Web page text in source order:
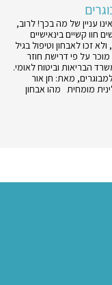
עניין של מה בכך! לרוב,
חוו קשיים בינאישיים
זכו לאבחון וטיפול בגיל
מוכר על פי דרישת חוזר
הבריאות וביטוח לאומי.
מאת: חן אור
מומחית מהו אבחון